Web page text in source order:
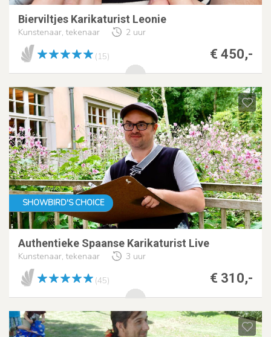
Bierviltjes Karikaturist Leonie
Kunstenaar, tekenaar 2 uur
€ 450,-
(15)
SHOWBIRD'S CHOICE
Authentieke Spaanse Karikaturist Live
Kunstenaar, tekenaar 3 uur
€ 310,-
(45)